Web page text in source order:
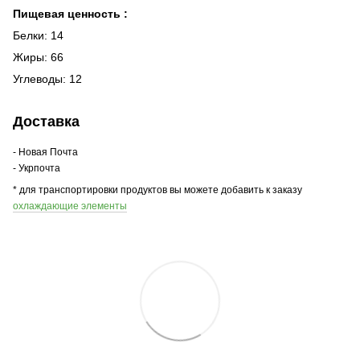
Пищевая ценность :
Белки: 14
Жиры: 66
Углеводы: 12
Доставка
- Новая Почта
- Укрпочта
* для транспортировки продуктов вы можете добавить к заказу
охлаждающие элементы